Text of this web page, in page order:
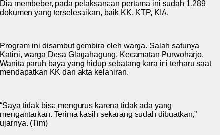
Dia membeber, pada pelaksanaan pertama ini sudah 1.289
dokumen yang terselesaikan, baik KK, KTP, KIA.
Program ini disambut gembira oleh warga. Salah satunya
Katini, warga Desa Glagahagung, Kecamatan Purwoharjo.
Wanita paruh baya yang hidup sebatang kara ini terharu saat
mendapatkan KK dan akta kelahiran.
“Saya tidak bisa mengurus karena tidak ada yang
mengantarkan. Terima kasih sekarang sudah dibuatkan,”
ujarnya. (Tim)